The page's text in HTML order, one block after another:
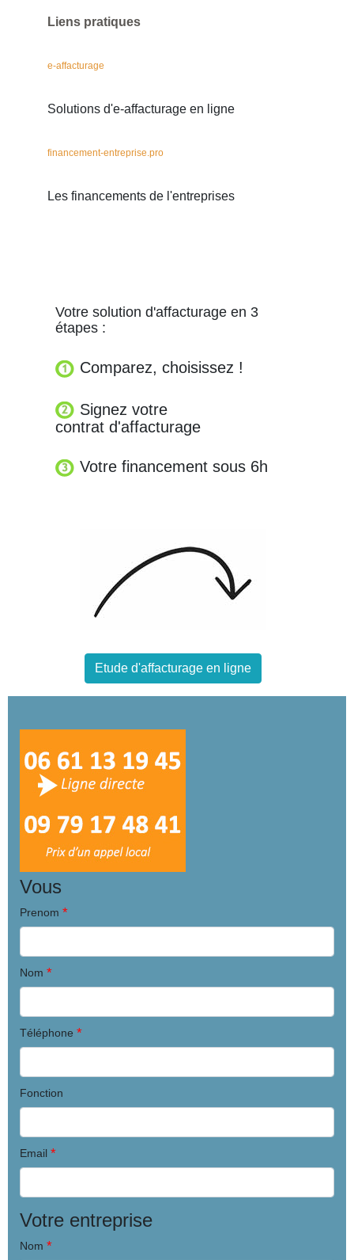
Liens pratiques
e-affacturage
Solutions d'e-affacturage en ligne
financement-entreprise.pro
Les financements de l'entreprises
Votre solution d'affacturage en 3
étapes :
Comparez, choisissez !
Signez votre
contrat d'affacturage
Votre financement sous 6h
Etude d'affacturage en ligne
Vous
Prenom *
Nom *
Téléphone *
Fonction
Email *
Votre entreprise
Nom *